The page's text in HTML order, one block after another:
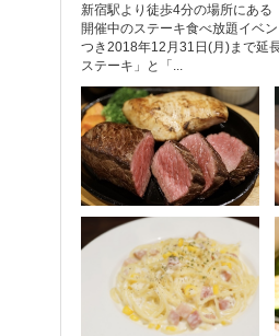
新宿駅より徒歩4分の場所にある
開催中のステーキ食べ放題イベ
つき2018年12月31日(月)まで延
ステーキ」と「...